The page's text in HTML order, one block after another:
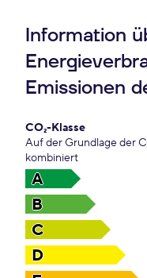
Information
Emissionen
CO₂-Klasse
Auf der Grundlage der
kombiniert
A
B
C
D